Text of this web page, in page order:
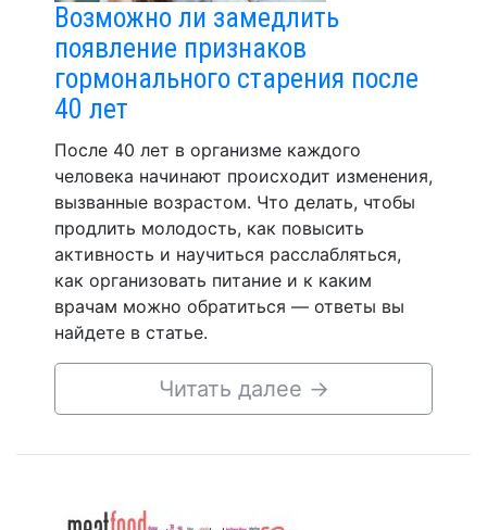
Возможно ли замедлить
появление признаков
гормонального старения после
40 лет
После 40 лет в организме каждого
человека начинают происходит изменения,
вызванные возрастом. Что делать, чтобы
продлить молодость, как повысить
активность и научиться расслабляться,
как организовать питание и к каким
врачам можно обратиться — ответы вы
найдете в статье.
Читать далее →